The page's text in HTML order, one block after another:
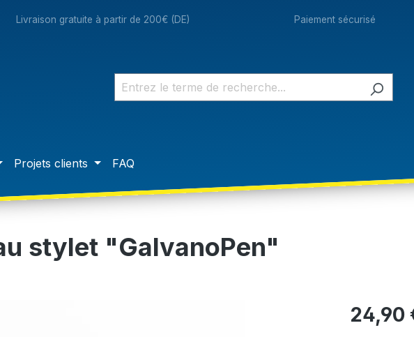
Livraison gratuite à partir de 200€ (DE) Paiement sécurisé
Projets clients FAQ
stylet "GalvanoPen"
24,90